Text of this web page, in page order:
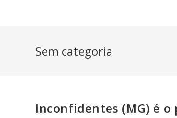
Sem categoria
Inconfidentes (MG) é o